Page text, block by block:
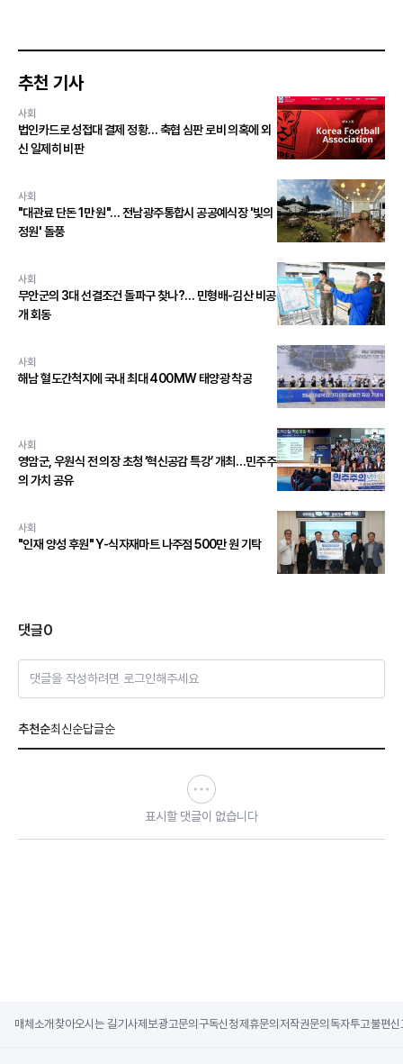
추천 기사
사회
법인카드로 성접대 결제 정황… 축협 심판 로비 의혹에 외
신 일제히 비판
사회
"대관료 단돈 1만 원"… 전남광주통합시 공공예식장 '빛의
정원' 돌풍
사회
무안군의 3대 선결조건 돌파구 찾나?… 민형배-김산 비공
개 회동
사회
해남 혈도간척지에 국내 최대 400MW 태양광 착공
사회
영암군, 우원식 전 의장 초청 ‘혁신공감 특강’ 개최…민주주
의 가치 공유
사회
"인재 양성 후원" Y-식자재마트 나주점 500만 원 기탁
댓글0
댓글을 작성하려면 로그인해주세요
추천순최신순답글순
표시할 댓글이 없습니다
매체소개 찾아오시는 길기사제보광고문의 구독신청제휴문의 저작권문의 독자투고불편신